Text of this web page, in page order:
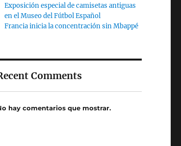
Exposición especial de camisetas antiguas
en el Museo del Fútbol Español
Francia inicia la concentración sin Mbappé
Comments
hay comentarios que mostrar.